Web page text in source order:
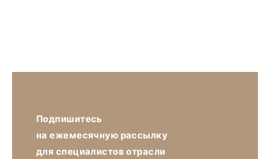
Подпишитесь
на ежемесячную рассылку
для специалистов отрасли